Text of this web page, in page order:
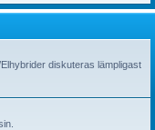
diskuteras lämpligast